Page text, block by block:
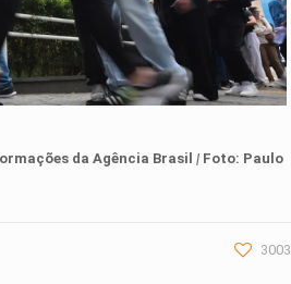
d aAgência Brasil | Foto: Paulo
3003